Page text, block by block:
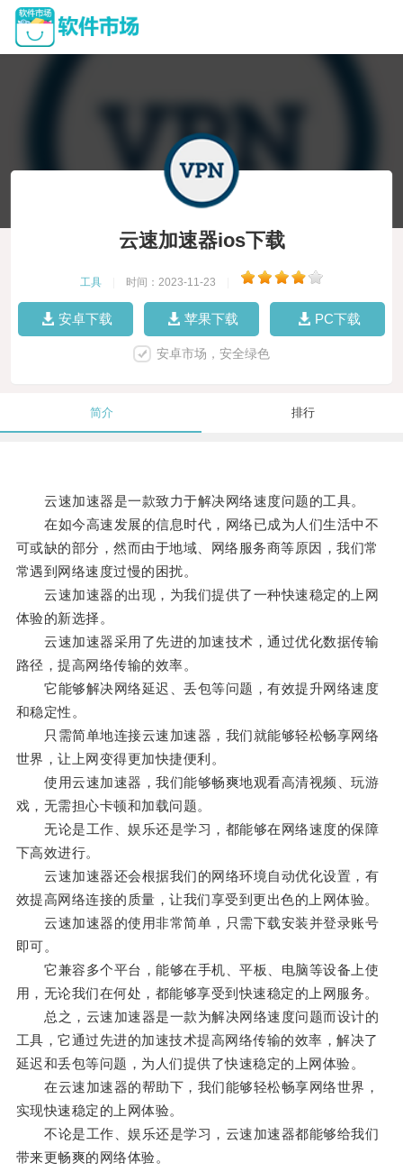
云速加速器ios下载
工具 时间：2023-11-23
安卓下载 苹果下载 PC下载
安卓市场，安全绿色
简介 排行
云速加速器是一款致力于解决网络速度问题的工具。
在如今高速发展的信息时代，网络已成为人们生活中不
可或缺的部分，然而由于地域、网络服务商等原因，我们常
常遇到网络速度过慢的困扰。
云速加速器的出现，为我们提供了一种快速稳定的上网
体验的新选择。
云速加速器采用了先进的加速技术，通过优化数据传输
路径，提高网络传输的效率。
它能够解决网络延迟、丢包等问题，有效提升网络速度
和稳定性。
只需简单地连接云速加速器，我们就能够轻松畅享网络
世界，让上网变得更加快捷便利。
使用云速加速器，我们能够畅爽地观看高清视频、玩游
戏，无需担心卡顿和加载问题。
无论是工作、娱乐还是学习，都能够在网络速度的保障
下高效进行。
云速加速器还会根据我们的网络环境自动优化设置，有
效提高网络连接的质量，让我们享受到更出色的上网体验。
云速加速器的使用非常简单，只需下载安装并登录账号
即可。
它兼容多个平台，能够在手机、平板、电脑等设备上使
用，无论我们在何处，都能够享受到快速稳定的上网服务。
总之，云速加速器是一款为解决网络速度问题而设计的
工具，它通过先进的加速技术提高网络传输的效率，解决了
延迟和丢包等问题，为人们提供了快速稳定的上网体验。
在云速加速器的帮助下，我们能够轻松畅享网络世界，
实现快速稳定的上网体验。
不论是工作、娱乐还是学习，云速加速器都能够给我们
带来更畅爽的网络体验。